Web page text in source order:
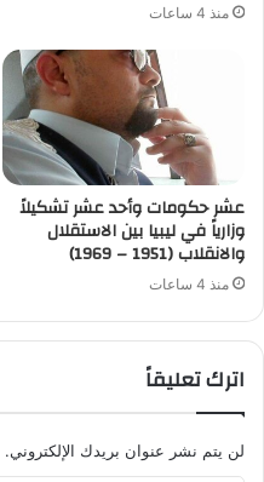
منذ 4 ساعات
عشر حكومات وأحد عشر تشكيلاً
وزارياً في ليبيا بين الاستقلال
والانقلاب (1951 – 1969)
منذ 4 ساعات
اترك تعليقاً
لن يتم نشر عنوان بريدك الإلكتروني.